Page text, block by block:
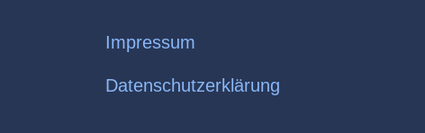
Impressum
Datenschutzerklärung